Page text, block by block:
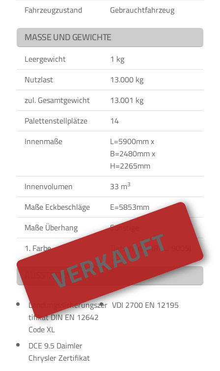
VERKAUFT
Fahrzeugzustand
Gebrauchtfahrzeug
MASSE UND GEWICHTE
Leergewicht
1 kg
Nutzlast
13.000 kg
zul. Gesamtgewicht
13.001 kg
Palettenstellplätze
14
Innenmaße
L=5900mm x
B=2480mm x
H=2265mm
Innenvolumen
33 m3
Maße Eckbeschläge
E=5853mm
Maße Überhang
Sonstige
1. Farbe
Tiefschwarz (RAL: 9005)
AUSSTATTUNG
Landungssicherungszer
tifikat DIN EN 12642
Code XL
VDI 2700 EN 12195
DCE 9.5 Daimler
Chrysler Zertifikat